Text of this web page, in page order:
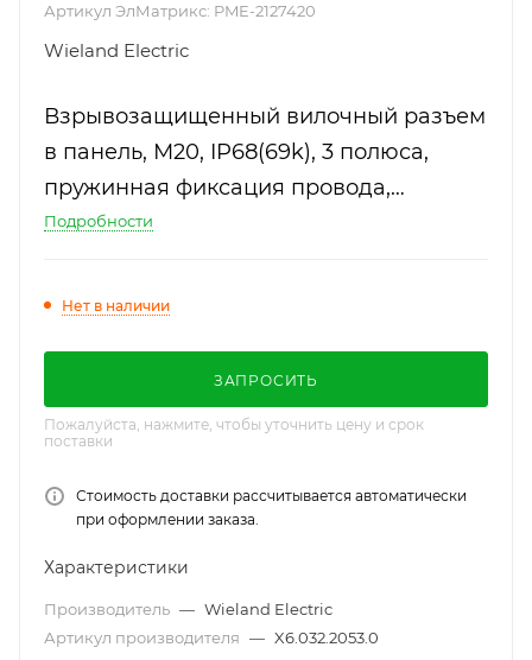
Артикул ЭлМатрикс: PME-2127420
Wieland Electric
Взрывозащищенный вилочный разъем
в панель, М20, IP68(69k), 3 полюса,
пружинная фиксация провода,
номинальные характеристики:
Classic
Подробности
Нет в наличии
ЗАПРОСИТЬ
Пожалуйста, нажмите, чтобы уточнить цену и срок
поставки
Стоимость доставки рассчитывается автоматически
при оформлении заказа.
Характеристики
Производитель — Wieland Electric
Артикул производителя — X6.032.2053.0